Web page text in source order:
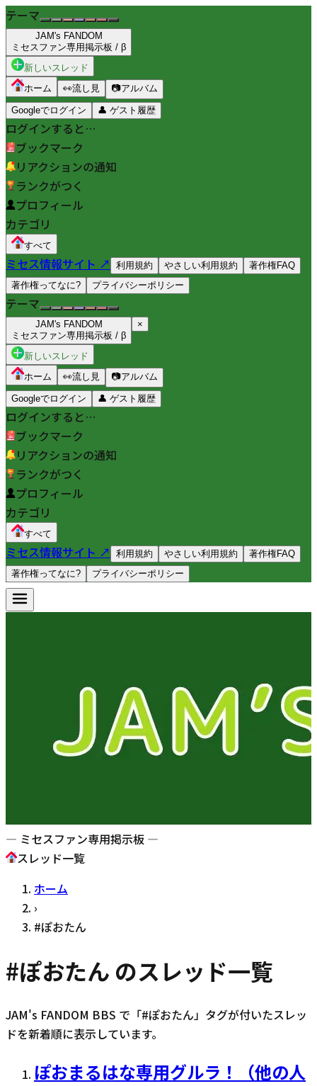
テーマ
JAM's FANDOM
ミセスファン専用掲示板 / β
新しいスレッド
ホーム
👀流し見 📷アルバム
Googleでログイン 👤 ゲスト履歴
ログインすると…
ブックマーク
リアクションの通知
ランクがつく
プロフィール
カテゴリ
すべて
ミセス情報サイト ↗ 利用規約 やさしい利用規約
著作権FAQ
著作権ってなに?
プライバシーポリシー
テーマ
JAM's FANDOM
ミセスファン専用掲示板 / β
×
新しいスレッド
ホーム
👀流し見 📷アルバム
Googleでログイン 👤 ゲスト履歴
ログインすると…
ブックマーク
リアクションの通知
ランクがつく
プロフィール
カテゴリ
すべて
ミセス情報サイト ↗ 利用規約 やさしい利用規約
著作権FAQ
著作権ってなに?
プライバシーポリシー
— ミセスファン専用掲示板 —
スレッド一覧
ホーム
›
#ぽおたん
#ぽおたん のスレッド一覧
JAM's FANDOM BBS で「#ぽおたん」タグが付いたスレッ
ドを新着順に表示しています。
ぽおまるはな専用グルラ！（他の人